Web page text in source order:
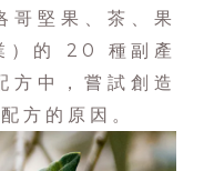
哥堅果、茶、果
）的 20 種副產
方中，嘗試創造
方的原因。